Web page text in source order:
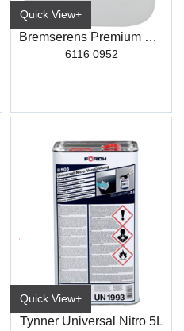
Quick View+
Bremserens Premium R510 30L
6116 0952
Quick View+
Tynner Universal Nitro 5L